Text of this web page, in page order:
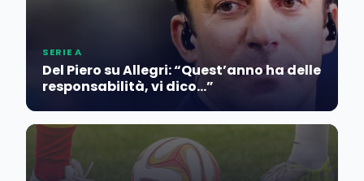
SERIE A
Del Piero su Allegri: “Quest’anno ha delle
responsabilità, vi dico…”